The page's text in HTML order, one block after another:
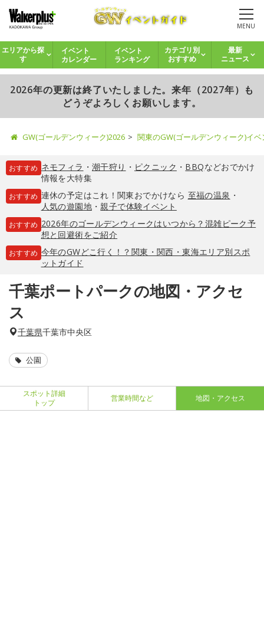
MENU
エリアから探
す
イベント
カレンダー
イベント
ランキング
カテゴリ別
おすすめ
最新
ニュース
2026年の更新は終了いたしました。来年（2027年）も
どうぞよろしくお願いします。
GW(ゴールデンウィーク)2026 関東のGW(ゴールデンウィーク)イ
おすすめ ネモフィラ ・ 潮干狩り ・ ピクニック ・ BBQなどおでかけ
情報を大特集
おすすめ 連休の予定はこれ！関東おでかけなら 至福の温泉 ・
人気の遊園地・親子で体験イベント
おすすめ 2026年のゴールデンウィークはいつから？混雑ピーク予
想と回避術をご紹介
おすすめ 今年のGWどこ行く！？関東・関西・東海エリア別スポ
ットガイド
千葉ポートパークの地図・アクセ
ス
千葉県千葉市中央区
公園
スポット詳細
トップ
営業時間など 地図・アクセス